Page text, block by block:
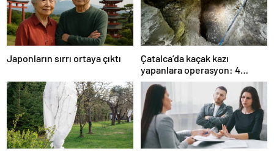
Japonların sırrı ortaya çıktı
Çatalca’da kaçak kazı
yapanlara operasyon: 4
gözaltı